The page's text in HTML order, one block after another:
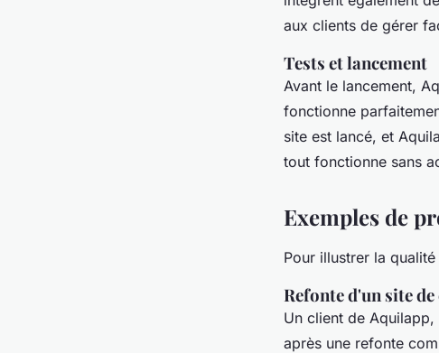
aux clients de gérer
Tests et lancement
Avant le lancement,
fonctionne
site est lancé, et
tout fonctionne sans
Exemples de
Pour illustrer la
Refonte d'un site
Un client de
après une refonte